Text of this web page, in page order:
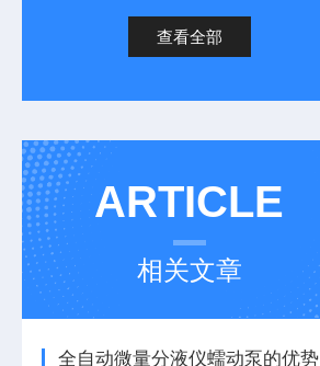
查看全部
ARTICLE
相关文章
全自动微量分液仪蠕动泵的优势